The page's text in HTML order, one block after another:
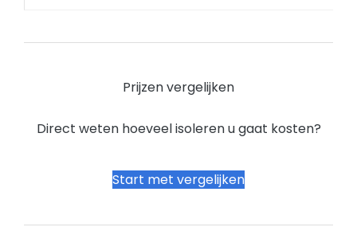
Prijzen vergelijken
Direct weten hoeveel isoleren u gaat kosten?
Start met vergelijken